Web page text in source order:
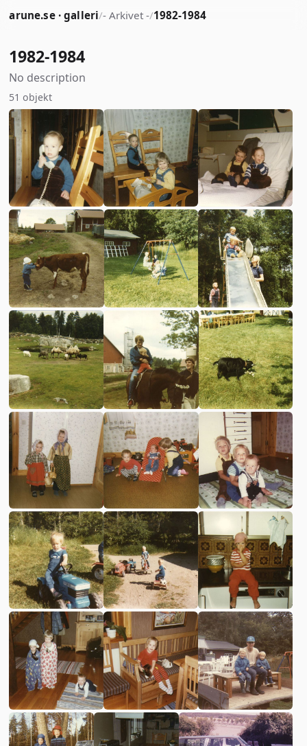
arune.se · galleri/- Arkivet -/1982-1984
1982-1984
No description
51 objekt